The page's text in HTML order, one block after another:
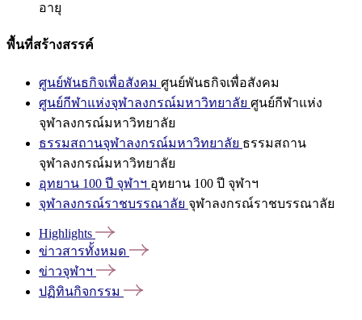
อายุ
พื้นที่สร้างสรรค์
ศูนย์พันธกิจเพื่อสังคม ศูนย์พันธกิจเพื่อสังคม
ศูนย์กีฬาแห่งจุฬาลงกรณ์มหาวิทยาลัย ศูนย์กีฬาแห่ง
จุฬาลงกรณ์มหาวิทยาลัย
ธรรมสถานจุฬาลงกรณ์มหาวิทยาลัย ธรรมสถาน
จุฬาลงกรณ์มหาวิทยาลัย
อุทยาน 100 ปี จุฬาฯ อุทยาน 100 ปี จุฬาฯ
จุฬาลงกรณ์ราชบรรณาลัย จุฬาลงกรณ์ราชบรรณาลัย
Highlights
ข่าวสารทั้งหมด
ข่าวจุฬาฯ
ปฏิทินกิจกรรม